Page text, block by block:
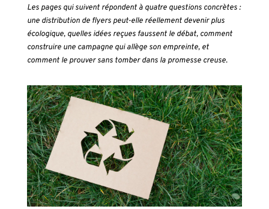
Les pages qui suivent répondent à quatre questions concrètes :
une distribution de flyers peut-elle réellement devenir plus
écologique, quelles idées reçues faussent le débat, comment
construire une campagne qui allège son empreinte, et
comment le prouver sans tomber dans la promesse creuse.